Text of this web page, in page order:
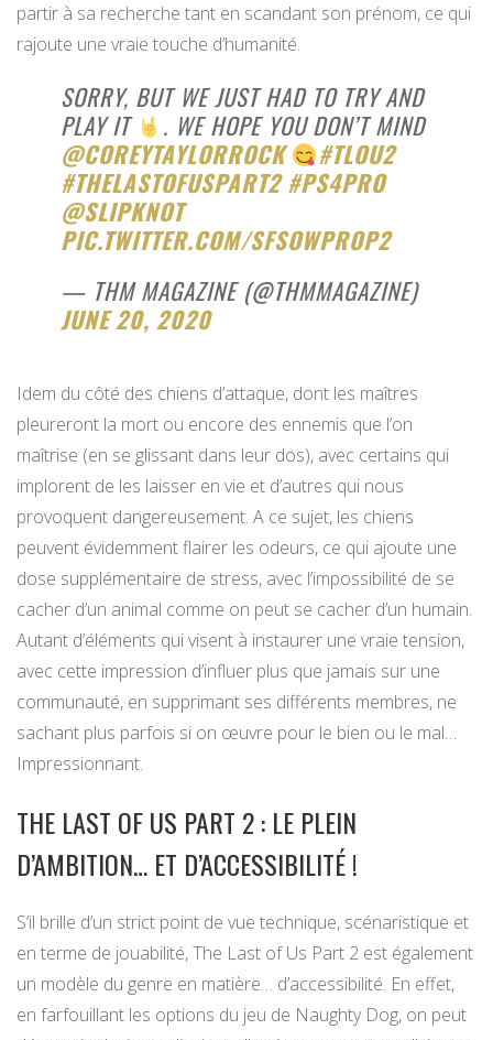
partir à sa recherche tant en scandant son prénom, ce qui
rajoute une vraie touche d’humanité.
SORRY, BUT WE JUST HAD TO TRY AND
PLAY IT
. WE HOPE YOU DON’T MIND
@COREYTAYLORROCK
#TLOU2
#THELASTOFUSPART2 #PS4PRO
@SLIPKNOT
PIC.TWITTER.COM/SFSOWPROP2
— THM MAGAZINE (@THMMAGAZINE)
JUNE 20, 2020
Idem du côté des chiens d’attaque, dont les maîtres
pleureront la mort ou encore des ennemis que l’on
maîtrise (en se glissant dans leur dos), avec certains qui
implorent de les laisser en vie et d’autres qui nous
provoquent dangereusement. A ce sujet, les chiens
peuvent évidemment flairer les odeurs, ce qui ajoute une
dose supplémentaire de stress, avec l’impossibilité de se
cacher d’un animal comme on peut se cacher d’un humain.
Autant d’éléments qui visent à instaurer une vraie tension,
avec cette impression d’influer plus que jamais sur une
communauté, en supprimant ses différents membres, ne
sachant plus parfois si on œuvre pour le bien ou le mal…
Impressionnant.
THE LAST OF US PART 2 : LE PLEIN
D’AMBITION… ET D’ACCESSIBILITÉ !
S’il brille d’un strict point de vue technique, scénaristique et
en terme de jouabilité, The Last of Us Part 2 est également
un modèle du genre en matière… d’accessibilité. En effet,
en farfouillant les options du jeu de Naughty Dog, on peut